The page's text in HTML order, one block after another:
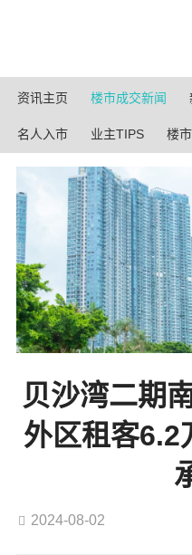
资讯主页 楼市成交新闻
名人入市 业主TIPS 楼
贝沙湾二期
外区租客6.2
2024-08-02